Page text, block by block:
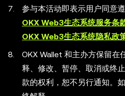
参与本活动即表示用户同意
OKX Web3生态系统服务条
OKX Web3生态系统隐私政
OKX Wallet 和主办方保留在
释、修改、暂停、取消或终
款的权利，恕不另行通知。